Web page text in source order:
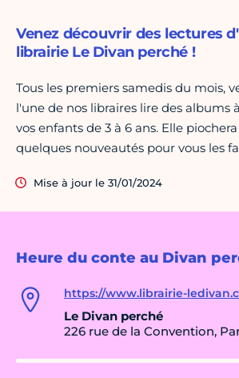
Heure du conte au Divan
https://www.librairie-
Le Divan perché
226 rue de la Convention,
Venez découvrir des lectures
librairie Le Divan perché !
Tous les premiers samedis du mois,
l'une de nos libraires lire des albums
vos enfants de 3 à 6 ans. Elle
quelques nouveautés pour vous les
Mise à jour le 31/01/2024